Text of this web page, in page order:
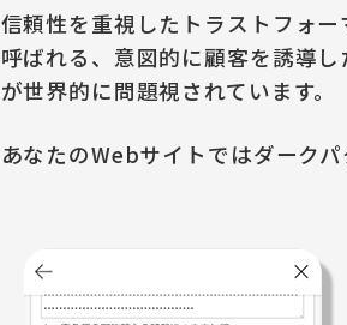
信頼性を重視したトラストフォ
呼ばれる、意図的に顧客を誘導
が世界的に問題視されています。
あなたのWebサイトではダーク